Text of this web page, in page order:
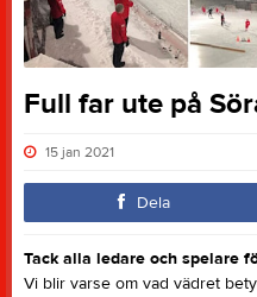
Full far ute på
15 jan 2021
Dela
Tack alla ledare och spelare
Vi blir varse om vad vädret